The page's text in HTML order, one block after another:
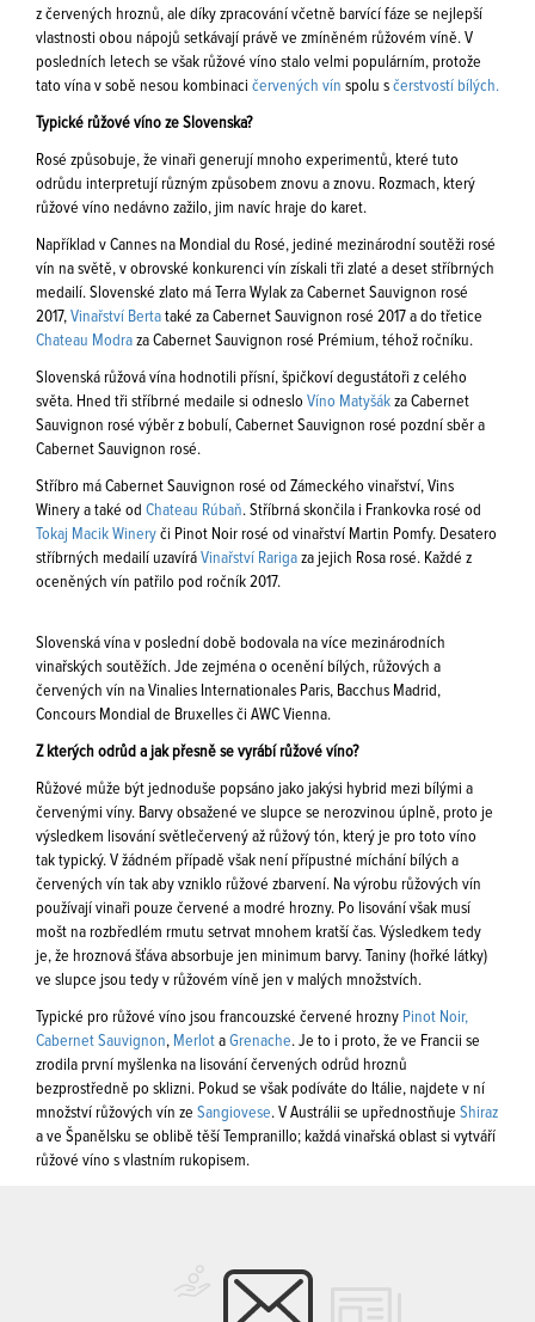
z červených hroznů, ale díky zpracování včetně barvící fáze se nejlepší
vlastnosti obou nápojů setkávají právě ve zmíněném růžovém víně. V
posledních letech se však růžové víno stalo velmi populárním, protože
tato vína v sobě nesou kombinaci červených vín spolu s čerstvostí bílých.
Typické růžové víno ze Slovenska?
Rosé způsobuje, že vinaři generují mnoho experimentů, které tuto
odrůdu interpretují různým způsobem znovu a znovu. Rozmach, který
růžové víno nedávno zažilo, jim navíc hraje do karet.
Například v Cannes na Mondial du Rosé, jediné mezinárodní soutěži rosé
vín na světě, v obrovské konkurenci vín získali tři zlaté a deset stříbrných
medailí. Slovenské zlato má Terra Wylak za Cabernet Sauvignon rosé
2017, Vinařství Berta také za Cabernet Sauvignon rosé 2017 a do třetice
Chateau Modra za Cabernet Sauvignon rosé Prémium, téhož ročníku.
Slovenská růžová vína hodnotili přísní, špičkoví degustátoři z celého
světa. Hned tři stříbrné medaile si odneslo Víno Matyšák za Cabernet
Sauvignon rosé výběr z bobulí, Cabernet Sauvignon rosé pozdní sběr a
Cabernet Sauvignon rosé.
Stříbro má Cabernet Sauvignon rosé od Zámeckého vinařství, Vins
Winery a také od Chateau Rúbaň. Stříbrná skončila i Frankovka rosé od
Tokaj Macik Winery či Pinot Noir rosé od vinařství Martin Pomfy. Desatero
stříbrných medailí uzavírá Vinařství Rariga za jejich Rosa rosé. Každé z
oceněných vín patřilo pod ročník 2017.
Slovenská vína v poslední době bodovala na více mezinárodních
vinařských soutěžích. Jde zejména o ocenění bílých, růžových a
červených vín na Vinalies Internationales Paris, Bacchus Madrid,
Concours Mondial de Bruxelles či AWC Vienna.
Z kterých odrůd a jak přesně se vyrábí růžové víno?
Růžové může být jednoduše popsáno jako jakýsi hybrid mezi bílými a
červenými víny. Barvy obsažené ve slupce se nerozvinou úplně, proto je
výsledkem lisování světlečervený až růžový tón, který je pro toto víno
tak typický. V žádném případě však není přípustné míchání bílých a
červených vín tak aby vzniklo růžové zbarvení. Na výrobu růžových vín
používají vinaři pouze červené a modré hrozny. Po lisování však musí
mošt na rozbředlém rmutu setrvat mnohem kratší čas. Výsledkem tedy
je, že hroznová šťáva absorbuje jen minimum barvy. Taniny (hořké látky)
ve slupce jsou tedy v růžovém víně jen v malých množstvích.
Typické pro růžové víno jsou francouzské červené hrozny Pinot Noir,
Cabernet Sauvignon, Merlot a Grenache. Je to i proto, že ve Francii se
zrodila první myšlenka na lisování červených odrůd hroznů
bezprostředně po sklizni. Pokud se však podíváte do Itálie, najdete v ní
množství růžových vín ze Sangiovese. V Austrálii se upřednostňuje Shiraz
a ve Španělsku se oblibě těší Tempranillo; každá vinařská oblast si vytváří
růžové víno s vlastním rukopisem.